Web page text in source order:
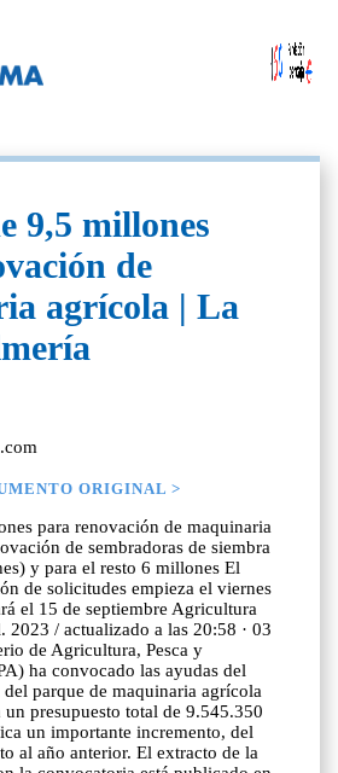
9,5 millones
de
agrícola | La
ORIGINAL >
para renovación de maquinaria
de sembradoras de siembra
y para el resto 6 millones El
de solicitudes empieza el viernes
el 15 de septiembre Agricultura
2023 / actualizado a las 20:58 · 03
de Agricultura, Pesca y
ha convocado las ayudas del
parque de maquinaria agrícola
presupuesto total de 9.545.350
un importante incremento, del
al año anterior. El extracto de la